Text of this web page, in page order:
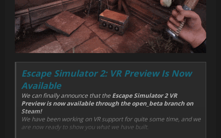
Escape Simulator 2: VR Preview Is Now
Available
We can finally announce that the Escape Simulator 2 VR
Preview is now available through the open_beta branch on
Steam!
We have been working on VR support for quite some time, and we
are now ready to show you what we have built.